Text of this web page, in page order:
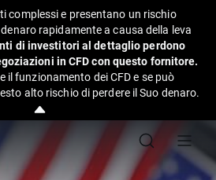
complessi e presentano un rischio
rapidamente a causa della leva
di investitori al dettaglio perdono
in CFD con questo fornitore.
il funzionamento dei CFD e se può
alto rischio di perdere il Suo denaro.